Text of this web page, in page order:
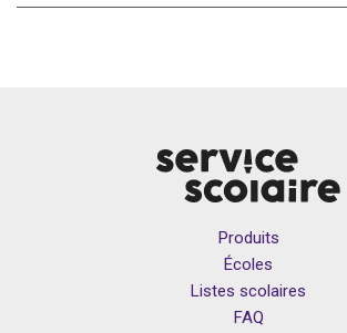
Produits
Écoles
Listes scolaires
FAQ